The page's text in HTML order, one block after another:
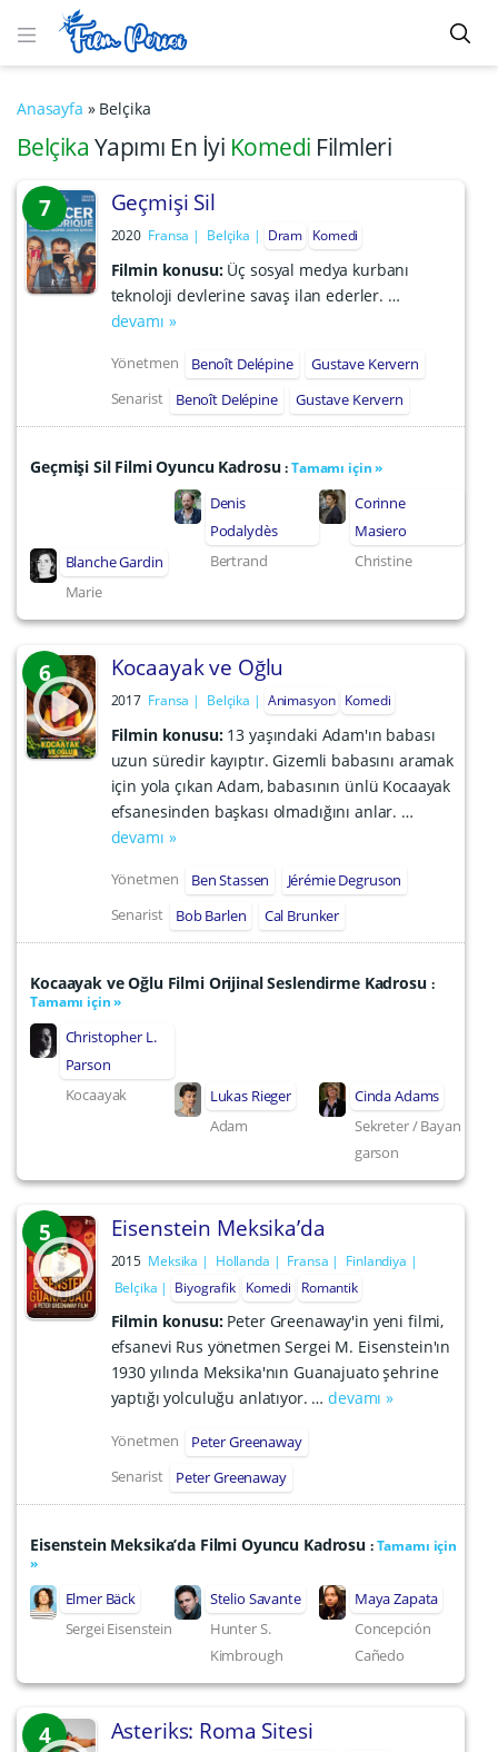
Anasayfa » Belçika
Belçika Yapımı En İyi Komedi Filmleri
7 Geçmişi Sil
2020 Fransa Belçika Dram Komedi
Filmin konusu: Üç sosyal medya kurbanı
teknoloji devlerine savaş ilan ederler. …
devamı »
Yönetmen Benoît Delépine
Gustave Kervern
Senarist
Benoît Delépine Gustave Kervern
Geçmişi Sil Filmi Oyuncu Kadrosu:Tamamı için »
Blanche Gardin
Marie
Denis
Podalydès
Bertrand
Corinne
Masiero
Christine
6 Kocaayak ve Oğlu
2017 Fransa Belçika Animasyon Komedi
Filmin konusu: 13 yaşındaki Adam'ın babası
uzun süredir kayıptır. Gizemli babasını aramak
için yola çıkan Adam, babasının ünlü Kocaayak
efsanesinden başkası olmadığını anlar. …
devamı »
Yönetmen Ben Stassen
Jérémie Degruson
Senarist
Bob Barlen Cal Brunker
Kocaayak ve Oğlu Filmi Orijinal Seslendirme Kadrosu :
Tamamı için »
Christopher L.
Parson
Kocaayak
Lukas Rieger
Adam
Cinda Adams
Sekreter / Bayan
garson
5 Eisenstein Meksika’da
2015 Meksika Hollanda Fransa
Finlandiya
Belçika
Biyografik Komedi Romantik
Filmin konusu: Peter Greenaway'in yeni filmi,
efsanevi Rus yönetmen Sergei M. Eisenstein'ın
1930 yılında Meksika'nın Guanajuato şehrine
yaptığı yolculuğu anlatıyor. …devamı »
Yönetmen
Peter Greenaway
Senarist
Peter Greenaway
Eisenstein Meksika’da Filmi Oyuncu Kadrosu :Tamamı için
»
Elmer Bäck
Sergei Eisenstein
Stelio Savante
Hunter S.
Kimbrough
Maya Zapata
Concepción
Cañedo
4 Asteriks: Roma Sitesi